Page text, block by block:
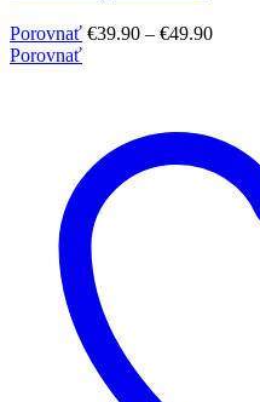
Porovnať €39.90 – €49.90
Porovnať